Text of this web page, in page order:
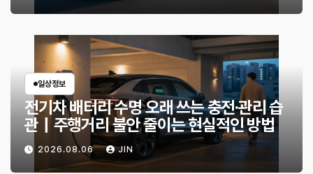
일상정보
전기차 배터리 수명 오래 쓰는 충전·관리 습
관｜주행거리 불안 줄이는 현실적인 방법
2026.08.06 JIN